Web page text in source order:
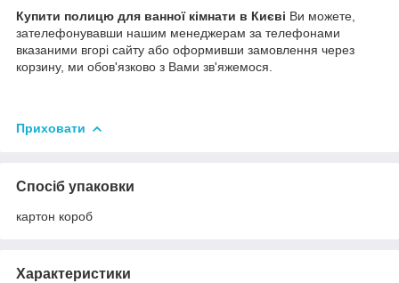
Купити полицю для ванної кімнати в Києві Ви можете,
зателефонувавши нашим менеджерам за телефонами
вказаними вгорі сайту або оформивши замовлення через
корзину, ми обов'язково з Вами зв'яжемося.
Приховати
Спосіб упаковки
картон короб
Характеристики